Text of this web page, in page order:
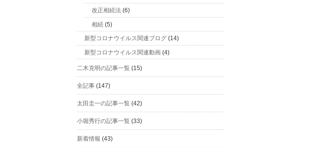
改正相続法 (6)
相続 (5)
新型コロナウイルス関連ブログ (14)
新型コロナウイルス関連動画 (4)
二木克明の記事一覧 (15)
全記事 (147)
太田圭一の記事一覧 (42)
小堀秀行の記事一覧 (33)
新着情報 (43)